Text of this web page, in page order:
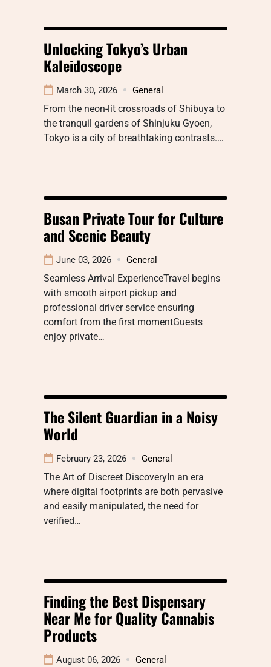
Unlocking Tokyo’s Urban
Kaleidoscope
March 30, 2026 General
From the neon-lit crossroads of Shibuya to
the tranquil gardens of Shinjuku Gyoen,
Tokyo is a city of breathtaking contrasts.…
Busan Private Tour for Culture
and Scenic Beauty
June 03, 2026 General
Seamless Arrival ExperienceTravel begins
with smooth airport pickup and
professional driver service ensuring
comfort from the first momentGuests
enjoy private…
The Silent Guardian in a Noisy
World
February 23, 2026 General
The Art of Discreet DiscoveryIn an era
where digital footprints are both pervasive
and easily manipulated, the need for
verified…
Finding the Best Dispensary
Near Me for Quality Cannabis
Products
August 06, 2026 General